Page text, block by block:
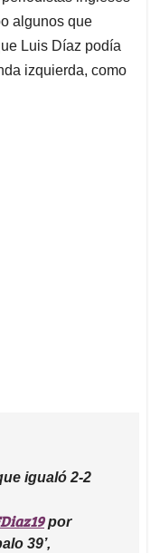
algunos que
Luis Díaz podía
izquierda, como
igualó 2-2
por
39’,